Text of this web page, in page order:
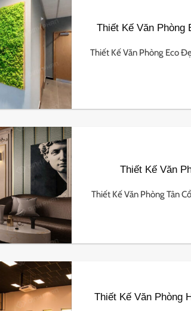
Thiết Kế Văn Phòng
Thiết Kế Văn Phòng Eco
Thiết Kế Văn
Thiết Kế Văn Phòng Tân
Thiết Kế Văn Phòng